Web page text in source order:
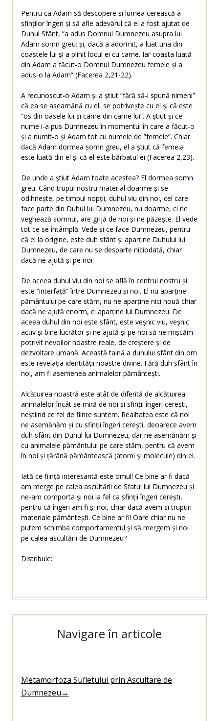
Pentru ca Adam să descopere și lumea cerească a
sfinților îngeri și să afle adevărul că el a fost ajutat de
Duhul Sfânt, ”a adus Domnul Dumnezeu asupra lui
Adam somn greu; și, dacă a adormit, a luat una din
coastele lui și a plinit locul ei cu carne. Iar coasta luată
din Adam a făcut-o Domnul Dumnezeu femeie și a
adus-o la Adam” (Facerea 2,21-22).
A recunoscut-o Adam și a știut ”fără să-i spună nimeni”
că ea se aseamănă cu el, se potrivește cu el și că este
”os din oasele lui și carne din carne lui”. A știut și ce
nume i-a pus Dumnezeu în momentul în care a făcut-o
și a numit-o și Adam tot cu numele de ”femeie”. Chiar
dacă Adam dormea somn greu, el a știut că femeia
este luată din el și că el este bărbatul ei (Facerea 2,23).
De unde a știut Adam toate acestea? El dormea somn
greu. Când trupul nostru material doarme și se
odihnește, pe timpul nopții, duhul viu din noi, cel care
face parte din Duhul lui Dumnezeu, nu doarme, ci ne
veghează somnul, are grijă de noi și ne păzește. El vede
tot ce se întâmplă. Vede și ce face Dumnezeu, pentru
că el la origine, este duh sfânt și aparține Duhului lui
Dumnezeu, de care nu se desparte niciodată, chiar
dacă ne ajută și pe noi.
De aceea duhul viu din noi se află în centrul nostru și
este ”interfață” între Dumnezeu și noi. El nu aparține
pământului pe care stăm, nu ne aparține nici nouă chiar
dacă ne ajută enorm, ci aparține lui Dumnezeu. De
aceea duhul din noi este sfânt, este veșnic viu, veșnic
activ și bine lucrător și ne ajută și pe noi să ne mișcăm
potrivit nevoilor noastre reale, de creștere și de
dezvoltare umană. Această taină a duhului sfânt din om
este revelația identității noastre divine. Fără duh sfânt în
noi, am fi asemenea animalelor pământești.
Alcătuirea noastră este atât de diferită de alcătuirea
animalelor încât se miră de noi și sfinții îngeri cerești,
neștiind ce fel de ființe suntem. Realitatea este că noi
ne asemănăm și cu sfinții îngeri cerești, deoarece avem
duh sfânt din Duhul lui Dumnezeu, dar ne asemănăm și
cu animalele pământului pe care stăm, pentru că avem
în noi și țărână pământească (atomi și molecule) din el.
Iată ce ființă interesantă este omul! Ce bine ar fi dacă
am merge pe calea ascultării de Sfatul lui Dumnezeu și
ne-am comporta și noi la fel ca sfinții îngeri cerești,
pentru că îngeri am fi și noi, chiar dacă avem și trupuri
materiale pământești. Ce bine ar fi! Oare chiar nu ne
putem schimba comportamentul și să mergem și noi
pe calea ascultării de Dumnezeu?
Distribuie:
Navigare în articole
Metamorfoza Sufletului prin Ascultare de
Dumnezeu→